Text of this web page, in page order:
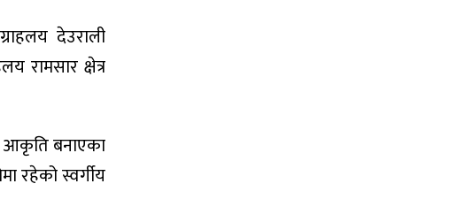
देउराली
रामसार क्षेत्र
आकृति बनाएका
रहेको स्वर्गीय